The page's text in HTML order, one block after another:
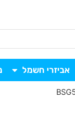
אביזרי חשמל